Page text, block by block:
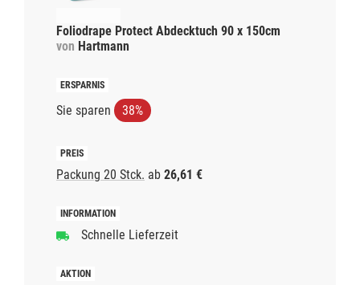
Foliodrape Protect Abdecktuch 90 x 150cm
von Hartmann
Sie sparen 38%
Packung 20 Stck. ab 26,61 €
Schnelle Lieferzeit